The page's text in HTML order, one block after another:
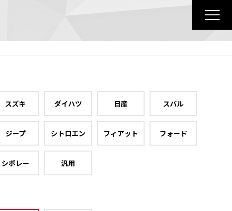
スズキ ダイハツ 日産 スバル
ジープ シトロエン フィアット フォード
シボレー 汎用